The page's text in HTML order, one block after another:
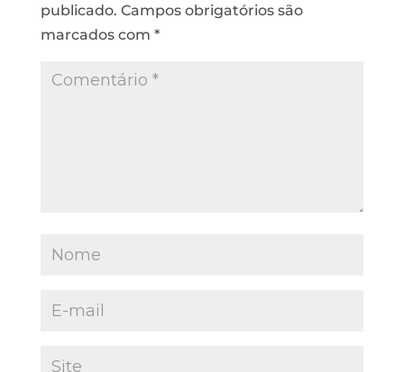
publicado. Campos obrigatórios são
marcados com *